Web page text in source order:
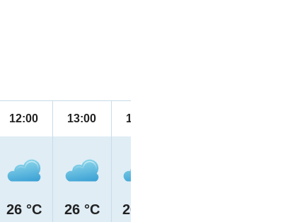
12:00
26 °C
13:00
26 °C
14:00
26 °C